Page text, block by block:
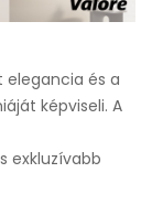
elegancia és a
képviseli. A
exkluzívabb